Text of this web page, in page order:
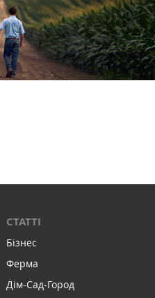
СТАТТІ
Бізнес
Ферма
Дім-Сад-Город